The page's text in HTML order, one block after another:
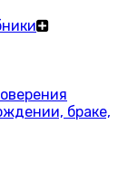
браке,